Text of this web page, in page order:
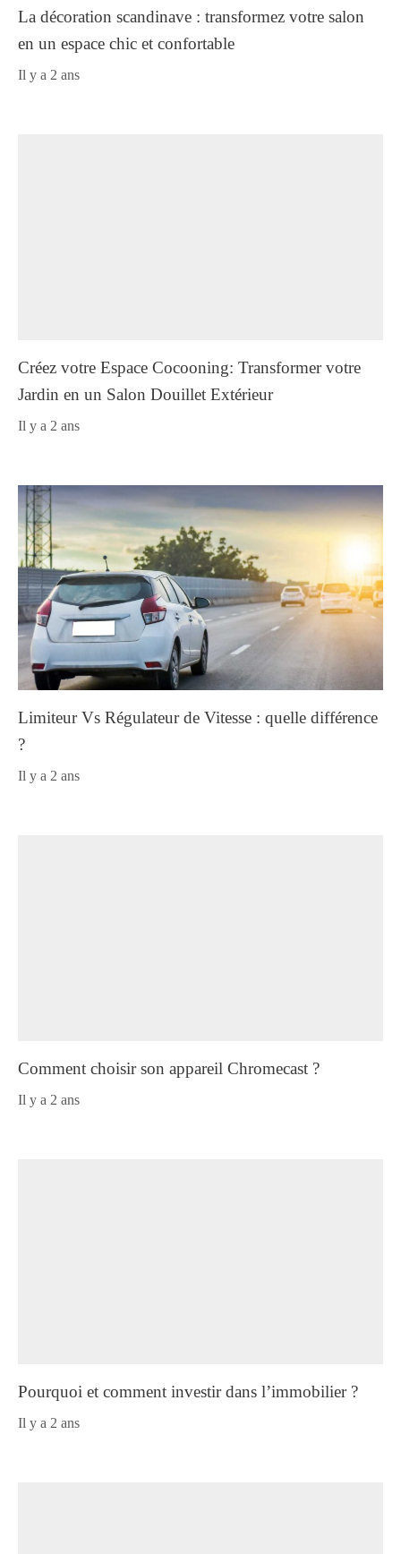
La décoration scandinave : transformez votre salon
en un espace chic et confortable
il y a 2 ans
Créez votre Espace Cocooning: Transformer votre
Jardin en un Salon Douillet Extérieur
il y a 2 ans
Limiteur Vs Régulateur de Vitesse : quelle différence
?
il y a 2 ans
Comment choisir son appareil Chromecast ?
il y a 2 ans
Pourquoi et comment investir dans l’immobilier ?
il y a 2 ans